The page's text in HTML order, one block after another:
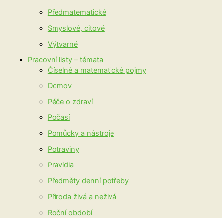
Předmatematické
Smyslové, citové
Výtvarné
Pracovní listy – témata
Číselné a matematické pojmy
Domov
Péče o zdraví
Počasí
Pomůcky a nástroje
Potraviny
Pravidla
Předměty denní potřeby
Příroda živá a neživá
Roční období